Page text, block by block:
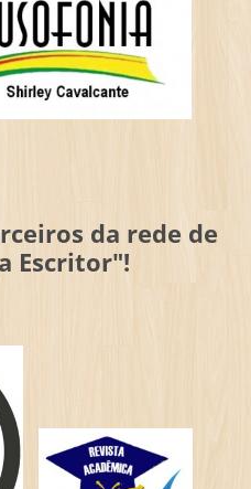
da rede de
Escritor"!